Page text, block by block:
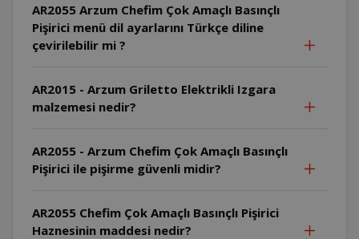
AR2055 Arzum Chefim Çok Amaçlı Basınçlı
Pişirici menü dil ayarlarını Türkçe diline
çevirilebilir mi ?
AR2015 - Arzum Griletto Elektrikli Izgara
malzemesi nedir?
AR2055 - Arzum Chefim Çok Amaçlı Basınçlı
Pişirici ile pişirme güvenli midir?
AR2055 Chefim Çok Amaçlı Basınçlı Pişirici
Haznesinin maddesi nedir?